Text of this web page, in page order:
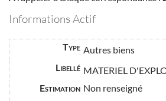
Informations Actif
Type Autres biens
Libellé MATERIEL
Estimation Non renseigné